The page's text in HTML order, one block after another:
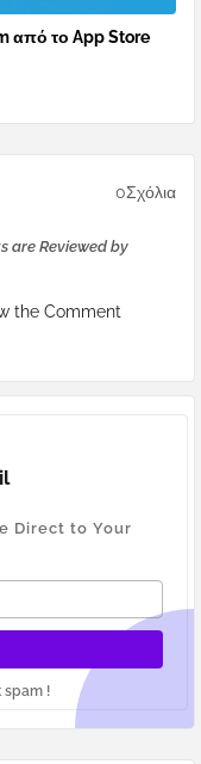
από το App Store
0Σχόλια
are Reviewed by
the Comment
Direct to Your
spam !